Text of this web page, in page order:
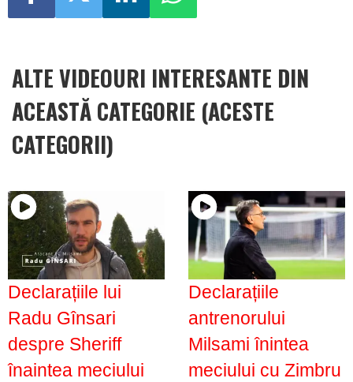
ALTE VIDEOURI INTERESANTE DIN
ACEASTĂ CATEGORIE (ACESTE
CATEGORII)
Declarațiile lui
Radu Gînsari
despre Sheriff
înaintea meciului
Declarațiile
antrenorului
Milsami înintea
meciului cu Zimbru